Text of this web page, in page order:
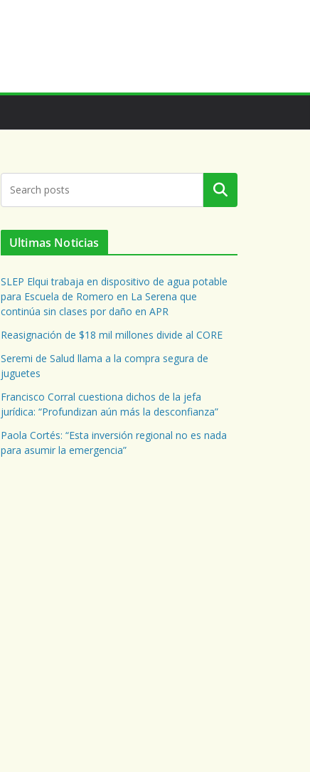
Buscar
Ultimas Noticias
SLEP Elqui trabaja en dispositivo de agua potable
para Escuela de Romero en La Serena que
continúa sin clases por daño en APR
Reasignación de $18 mil millones divide al CORE
Seremi de Salud llama a la compra segura de
juguetes
Francisco Corral cuestiona dichos de la jefa
jurídica: “Profundizan aún más la desconfianza”
Paola Cortés: “Esta inversión regional no es nada
para asumir la emergencia”